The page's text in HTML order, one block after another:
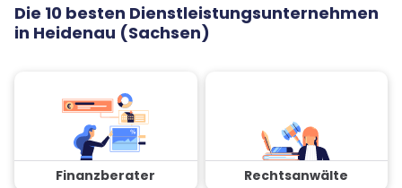
Die 10 besten Dienstleistungsunternehmen
in Heidenau (Sachsen)
Finanzberater Rechtsanwälte